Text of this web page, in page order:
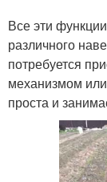
Все эти
различного
потребуется
механизмом
проста и